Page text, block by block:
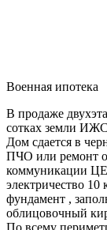
Военная ипотека
В продаже
сотках земли
Дом сдается в
ПЧО или ремонт
коммуникации
электричество
фундамент ,
облицовочный